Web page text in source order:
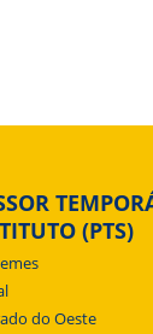
(PTS)
do Oeste